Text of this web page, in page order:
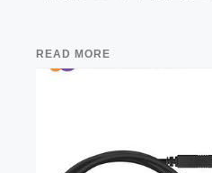
READ MORE